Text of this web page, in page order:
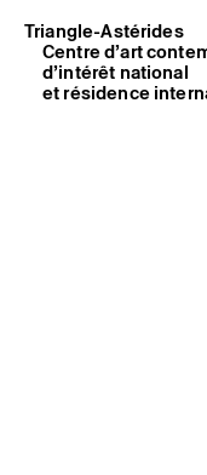
Triangle-Astérides
Centre d’art
d’intérêt national
et résidence